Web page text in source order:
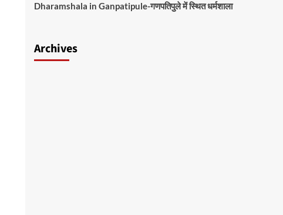
Dharamshala in Ganpatipule-गणपतिपुले में स्थित धर्मशाला
Archives